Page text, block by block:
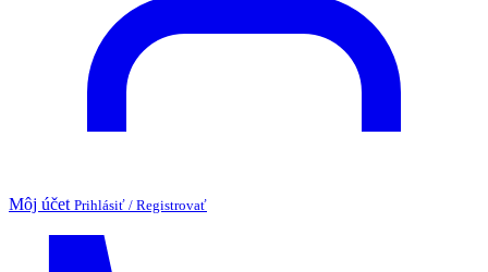
Môj účet Prihlásiť / Registrovať